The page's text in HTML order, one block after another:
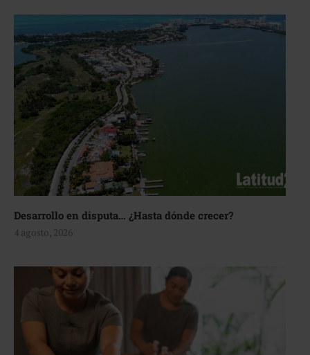
Desarrollo en disputa… ¿Hasta dónde crecer?
4 agosto, 2026